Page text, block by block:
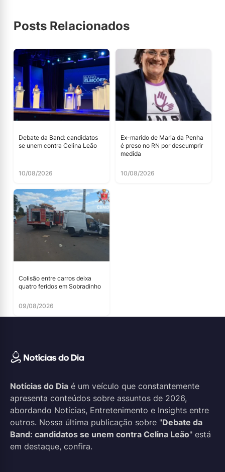
Posts Relacionados
Debate da Band: candidatos
se unem contra Celina Leão
10/08/2026
Ex-marido de Maria da Penha
é preso no RN por descumprir
medida
10/08/2026
Colisão entre carros deixa
quatro feridos em Sobradinho
09/08/2026
Notícias do Dia é um veículo que constantemente
apresenta conteúdos sobre assuntos de 2026,
abordando Notícias, Entretenimento e Insights entre
outros. Nossa última publicação sobre "Debate da
Band: candidatos se unem contra Celina Leão" está
em destaque, confira.